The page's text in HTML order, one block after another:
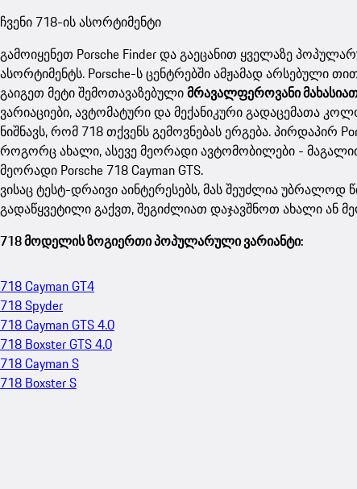
ჩვენი 718-ის ასორტიმენტი
გამოიყენეთ Porsche Finder და გაეცანით ყველაზე
ასორტიმენტს. Porsche-ს ცენტრებში ამჟამად არსებული
გაიგეთ მეტი შემოთავაზებულიმრავალფეროვანი
ვარიაციები, ავტომატური და მექანიკური გადაცემათა
ნიშნავს, რომ 718 თქვენს გემოვნებას ერგება. პირდაპირ
როგორც ახალი, ასევე მეორადი ავტომობილები -
მეორადი Porsche 718 Cayman GTS.
ვისაც ტესტ-დრაივი აინტერესებს, მას შეუძლია უბრალოდ
გადაწყვეტილი გაქვთ, შეგიძლიათ დაჯავშნოთ ახალი ან
718 მოდელის ზოგიერთი პოპულარული ვარიანტი:
718 Cayman GT4
718 Spyder
718 Cayman GTS 4.0
718 Boxster GTS 4.0
718 Cayman S
718 Boxster S